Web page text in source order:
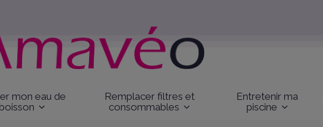
mon eau de
boisson
Remplacer filtres et
consommables
Entretenir ma
piscine